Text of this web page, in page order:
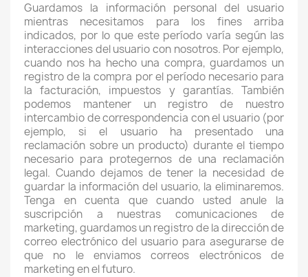
Guardamos la información personal del usuario
mientras necesitamos para los fines arriba
indicados, por lo que este período varía según las
interacciones del usuario con nosotros. Por ejemplo,
cuando nos ha hecho una compra, guardamos un
registro de la compra por el período necesario para
la facturación, impuestos y garantías. También
podemos mantener un registro de nuestro
intercambio de correspondencia con el usuario (por
ejemplo, si el usuario ha presentado una
reclamación sobre un producto) durante el tiempo
necesario para protegernos de una reclamación
legal. Cuando dejamos de tener la necesidad de
guardar la información del usuario, la eliminaremos.
Tenga en cuenta que cuando usted anule la
suscripción a nuestras comunicaciones de
marketing, guardamos un registro de la dirección de
correo electrónico del usuario para asegurarse de
que no le enviamos correos electrónicos de
marketing en el futuro.